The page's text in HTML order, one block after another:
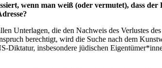
wenn man weiß (oder vermutet), dass
Unterlagen, die den Nachweis des Verlustes
berechtigt, wird die Suche nach dem
Diktatur, insbesondere jüdischen